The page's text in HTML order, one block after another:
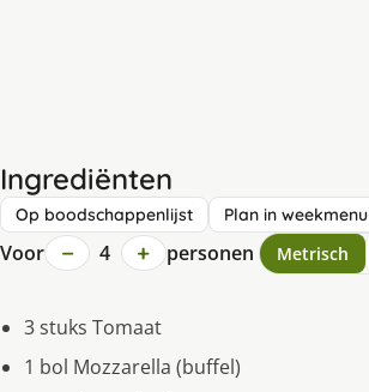
Ingrediënten
Op boodschappenlijst Plan in weekmenu
Voor − 4 + personen Metrisch
3 stuks Tomaat
1 bol Mozzarella (buffel)